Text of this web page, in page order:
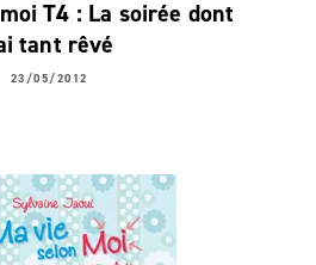
T4 : La soirée dont
tant rêvé
23/05/2012